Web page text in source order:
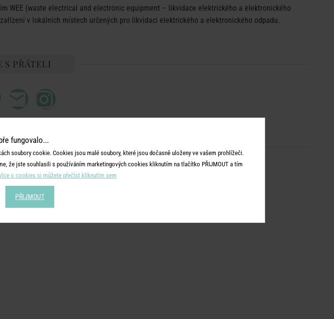
WEE (waste electrical and electronic equipment – likvidace elektrického a elektronického
v lokálních místech určených pro likvidaci elektrického a elektronického odpadu.
S PŘÁTELI
ZE SÉRIE
fungovalo...
soubory cookie. Cookies jsou malé soubory, které jsou dočasně uloženy ve vašem prohlížeči.
že jste souhlasili s používáním marketingových cookies kliknutím na tlačítko PŘIJMOUT a tím
o cookies si můžete přečíst kliknutím sem
PŘIJMOUT